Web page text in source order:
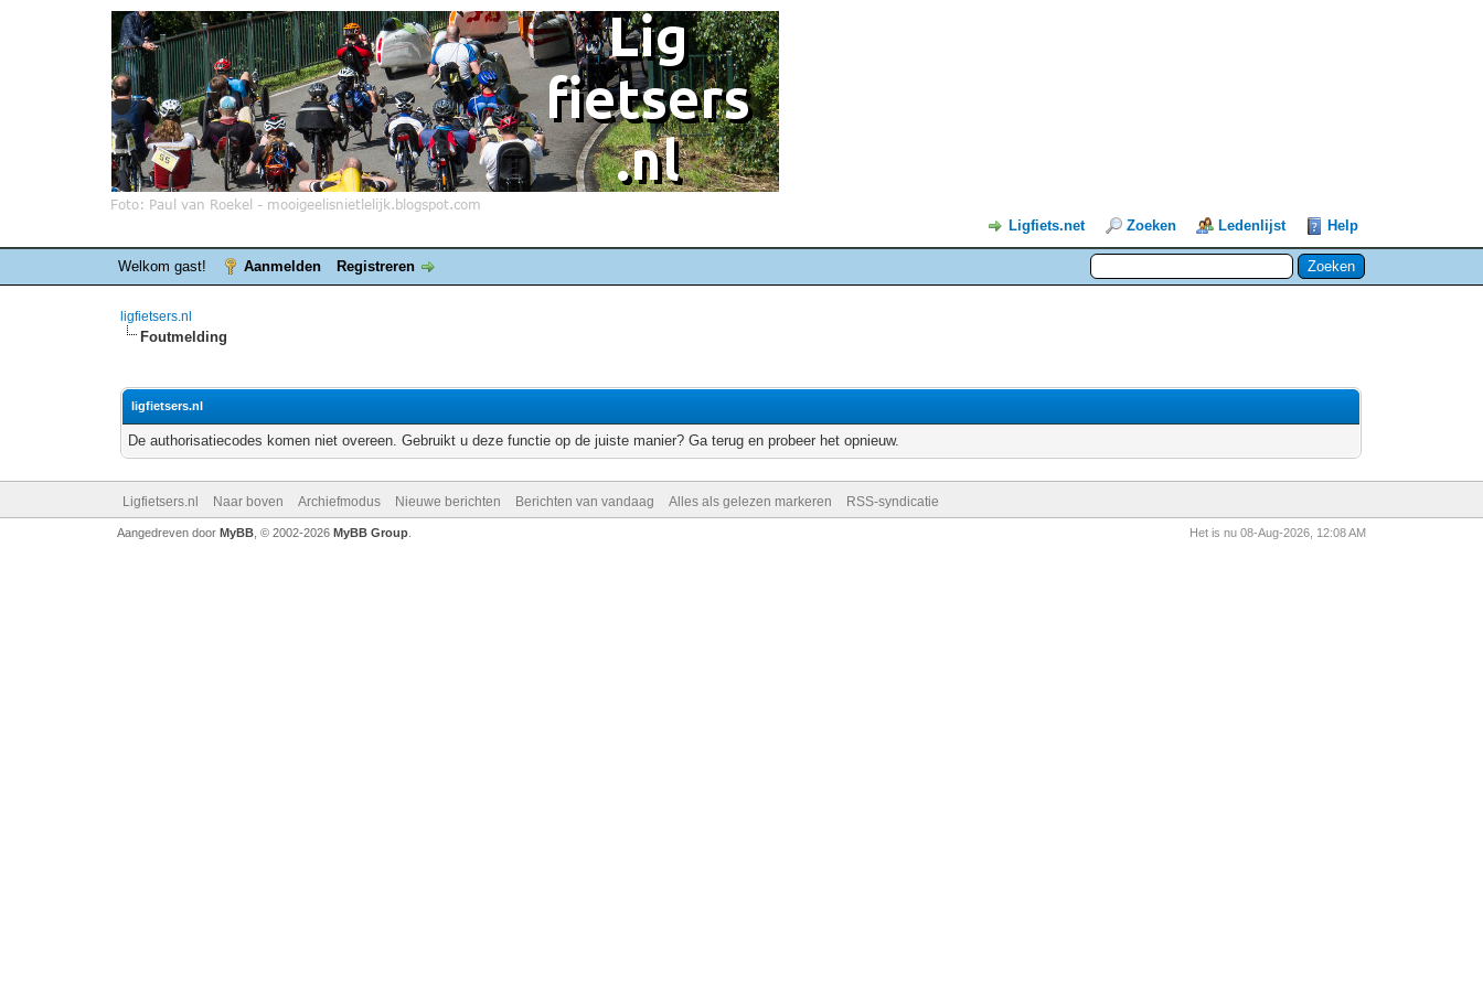
Ligfiets.net Zoeken Ledenlijst Help
Welkom gast! Aanmelden Registreren
ligfietsers.nl
Foutmelding
ligfietsers.nl
De authorisatiecodes komen niet overeen. Gebruikt u deze functie op de juiste manier? Ga terug en probeer het opnieuw.
Ligfietsers.nl Naar boven Archiefmodus Nieuwe berichten Berichten van vandaag Alles als gelezen markeren RSS-syndicatie
Het is nu 08-Aug-2026, 12:08 AM
Aangedreven door MyBB, © 2002-2026 MyBB Group.